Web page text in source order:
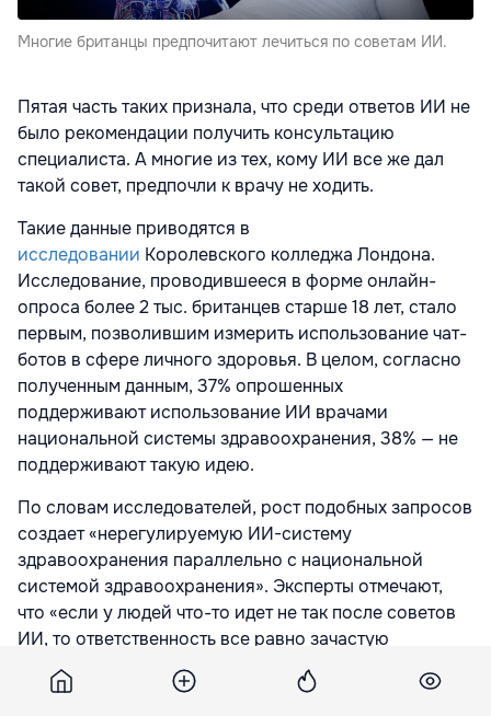
Многие британцы предпочитают лечиться по советам ИИ.
Пятая часть таких признала, что среди ответов ИИ не
было рекомендации получить консультацию
специалиста. А многие из тех, кому ИИ все же дал
такой совет, предпочли к врачу не ходить.
Такие данные приводятся в
исследовании Королевского колледжа Лондона.
Исследование, проводившееся в форме онлайн-
опроса более 2 тыс. британцев старше 18 лет, стало
первым, позволившим измерить использование чат-
ботов в сфере личного здоровья. В целом, согласно
полученным данным, 37% опрошенных
поддерживают использование ИИ врачами
национальной системы здравоохранения, 38% — не
поддерживают такую идею.
По словам исследователей, рост подобных запросов
создает «нерегулируемую ИИ-систему
здравоохранения параллельно с национальной
системой здравоохранения». Эксперты отмечают,
что «если у людей что-то идет не так после советов
ИИ, то ответственность все равно зачастую
возлагается на врачей, даже если они не решали, как
человеку применять советы ИИ».